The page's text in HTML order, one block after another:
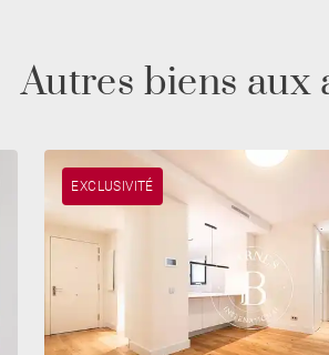
Autres biens aux
EXCLUSIVITÉ